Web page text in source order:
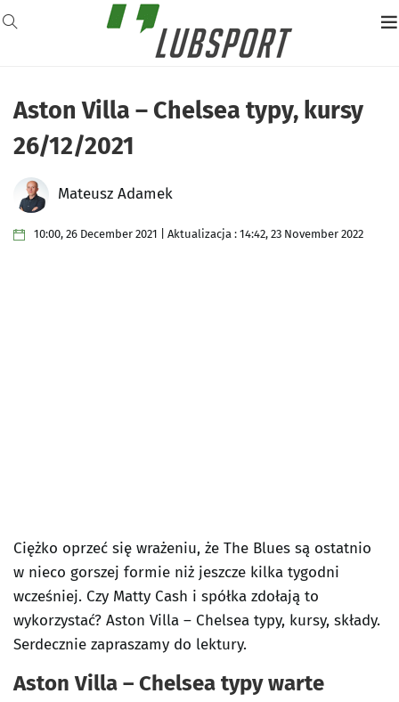
Aston Villa – Chelsea typy, kursy
26/12/2021
Mateusz Adamek
10:00, 26 December 2021 | Aktualizacja : 14:42, 23 November 2022
Ciężko oprzeć się wrażeniu, że The Blues są ostatnio
w nieco gorszej formie niż jeszcze kilka tygodni
wcześniej. Czy Matty Cash i spółka zdołają to
wykorzystać? Aston Villa – Chelsea typy, kursy, składy.
Serdecznie zapraszamy do lektury.
Aston Villa – Chelsea typy warte